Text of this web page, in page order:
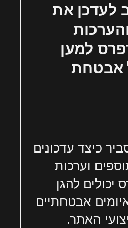
לעדכן את
למען
אבטחת
כיצד עדכונים
וערכות
יכולים להגן
אבטחתיים
האתר.